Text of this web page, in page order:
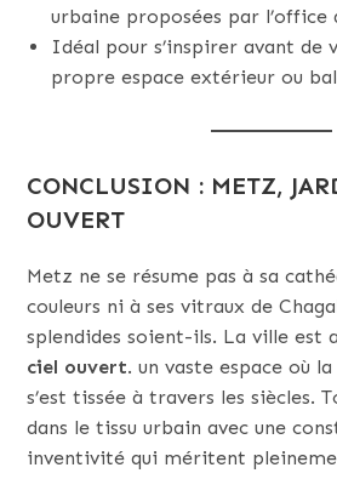
urbaine proposées par l’office
Idéal pour s’inspirer avant de
propre espace extérieur ou
CONCLUSION : METZ,
OUVERT
Metz ne se résume pas à sa
couleurs ni à ses vitraux de
splendides soient-ils. La ville est
ciel ouvert. un vaste espace où
s’est tissée à travers les siècles.
dans le tissu urbain avec une
inventivité qui méritent